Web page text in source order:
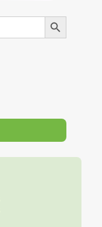
Search Button